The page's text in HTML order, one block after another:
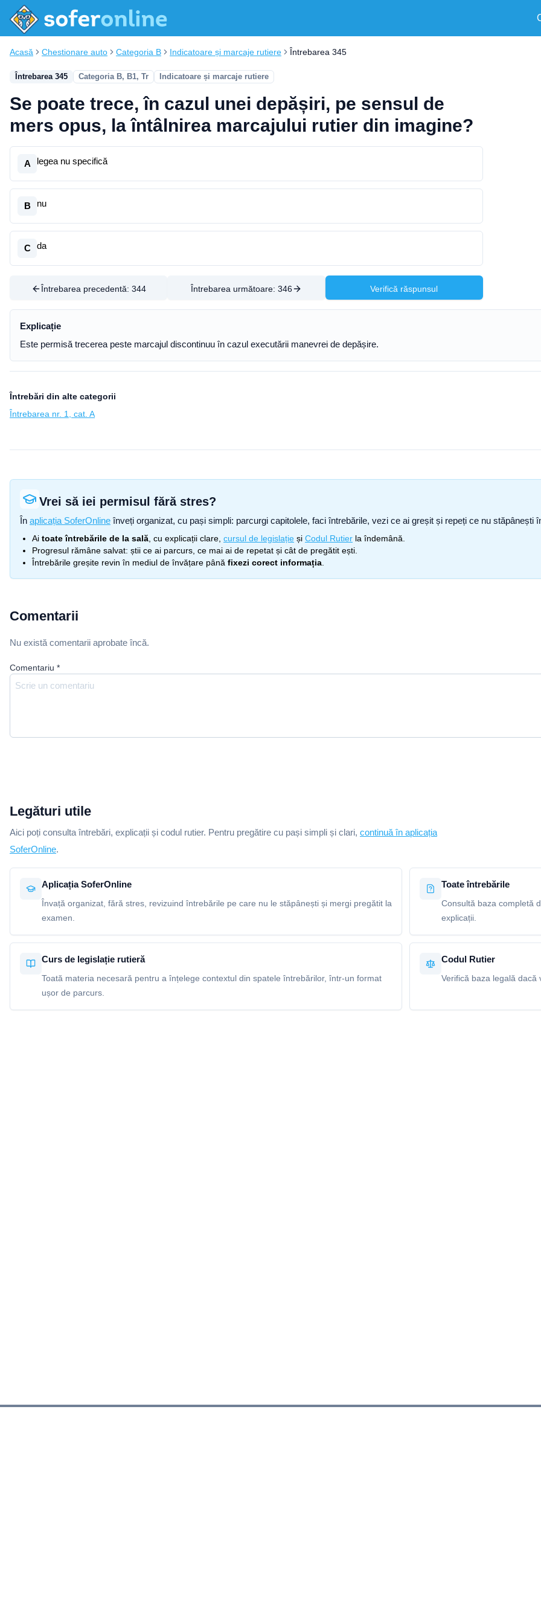
Acasă Chestionare auto Categoria B Indicatoare și marcaje rutiere Întrebarea 345
Întrebarea 345 Categoria B, B1, Tr Indicatoare și marcaje rutiere
Se poate trece, în cazul unei depășiri, pe sensul de
mers opus, la întâlnirea marcajului rutier din imagine?
A legea nu specifică
B nu
C da
Întrebarea precedentă: 344 Întrebarea următoare: 346 Verifică răspunsul
Explicație
Este permisă trecerea peste marcajul discontinuu în cazul executării manevrei de depășire.
Întrebări din alte categorii
Întrebarea nr. 1, cat. A
Vrei să iei permisul fără stres?
În aplicația SoferOnline înveți organizat, cu pași simpli: parcurgi capitolele, faci întrebările, vezi ce ai greșit și repeți ce nu
Ai toate întrebările de la sală , cu explicații clare, cursul de legislație și Codul Rutier la îndemână.
Progresul rămâne salvat: știi ce ai parcurs, ce mai ai de repetat și cât de pregătit ești.
Întrebările greșite revin în mediul de învățare până fixezi corect informația
Comentarii
Nu există comentarii aprobate încă.
Comentariu *
Legături utile
Aici poți consulta întrebări, explicații și codul rutier. Pentru pregătire cu pași simpli și clari, continuă în aplicația
SoferOnline.
Aplicația SoferOnline
Învață organizat, fără stres, revizuind întrebările pe care nu le stăpânești și mergi pregătit la
examen.
Toate întrebările
Consultă baza completă
explicații.
Curs de legislație rutieră
Toată materia necesară pentru a înțelege contextul din spatele întrebărilor, într-un format
ușor de parcurs.
Codul Rutier
Verifică baza legală dacă